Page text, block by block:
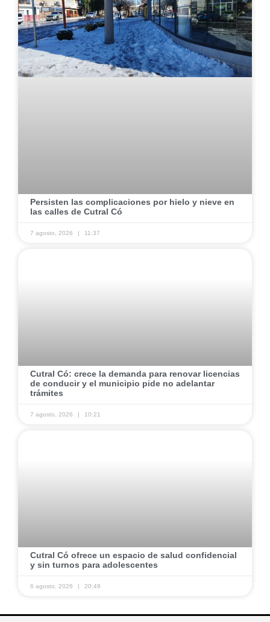
Persisten las complicaciones por hielo y nieve en
las calles de Cutral Có
7 agosto, 2026 11:37
Cutral Có: crece la demanda para renovar licencias
de conducir y el municipio pide no adelantar
trámites
7 agosto, 2026 10:21
Cutral Có ofrece un espacio de salud confidencial
y sin turnos para adolescentes
6 agosto, 2026 20:49